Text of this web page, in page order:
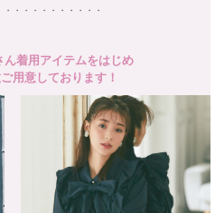
・・・・・・・・・・・
ん着用アイテムをはじめ
用意しております！